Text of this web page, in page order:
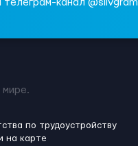
телеграм-канал
мире.
по трудоустройству
на карте